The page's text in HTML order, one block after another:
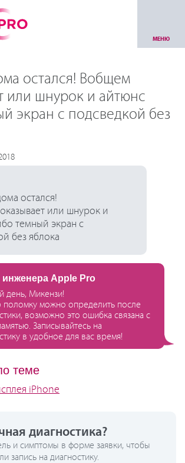
МЕНЮ
остался! Вобщем
или шнурок и айтюнс
экран с подсведкой без
остался!
или шнурок и
темный экран с
без яблока
инженера Apple Pro
день, Микензи!
поломку можно определить после
возможно это ошибка связана с
Записывайтесь на
в удобное для вас время!
теме
iPhone
диагностика?
и симптомы в форме заявки, чтобы
запись на диагностику.